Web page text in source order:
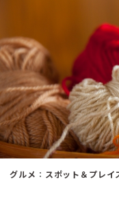
子育て
おす
スポ
「場」
グルメ ： スポット＆プレイ